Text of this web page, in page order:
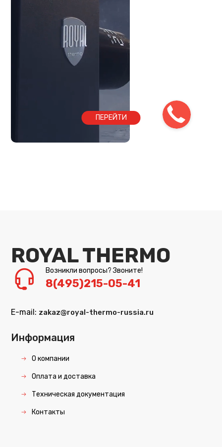
ПЕРЕЙТИ
ROYAL THERMO
Возникли вопросы? Звоните!
8(495)215-05-41
E-mail: zakaz@royal-thermo-russia.ru
Информация
О компании
Оплата и доставка
Техническая документация
Контакты